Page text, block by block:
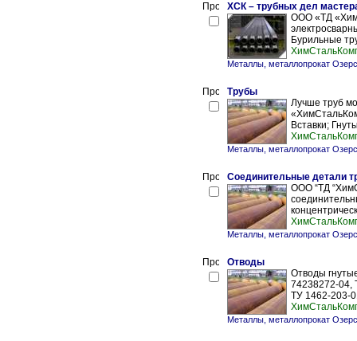
ХСК – трубных дел
ООО «ТД
Бурильные
Металлы, металлопрокат
Трубы
Лучше труб
Вставки;
Металлы, металлопрокат
Соединительные детали
ООО “ТД
Металлы, металлопрокат
Отводы
Отводы
74238272-04,
ТУ 1462-203-
Металлы, металлопрокат